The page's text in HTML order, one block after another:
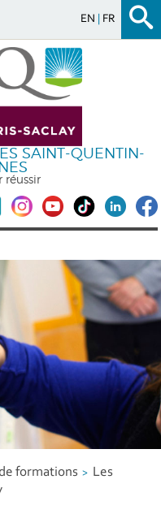
EN FR
SAINT-QUENTIN-
réussir
formations
Les